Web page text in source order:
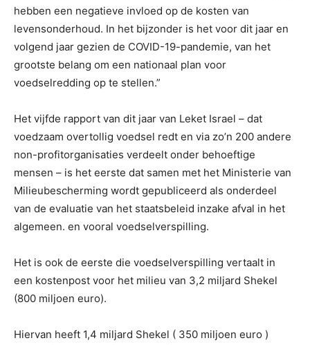
hebben een negatieve invloed op de kosten van
levensonderhoud. In het bijzonder is het voor dit jaar en
volgend jaar gezien de COVID-19-pandemie, van het
grootste belang om een ​​nationaal plan voor
voedselredding op te stellen.”
Het vijfde rapport van dit jaar van Leket Israel – dat
voedzaam overtollig voedsel redt en via zo’n 200 andere
non-profitorganisaties verdeelt onder behoeftige
mensen – is het eerste dat samen met het Ministerie van
Milieubescherming wordt gepubliceerd als onderdeel
van de evaluatie van het staatsbeleid inzake afval in het
algemeen. en vooral voedselverspilling.
Het is ook de eerste die voedselverspilling vertaalt in
een kostenpost voor het milieu van 3,2 miljard Shekel
(800 miljoen euro).
Hiervan heeft 1,4 miljard Shekel ( 350 miljoen euro )